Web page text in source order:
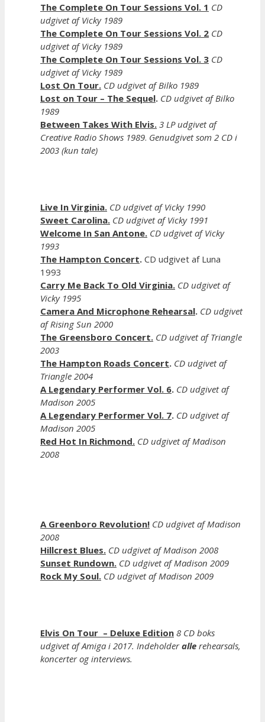
The Complete On Tour Sessions Vol. 1 CD
udgivet af Vicky 1989
The Complete On Tour Sessions Vol. 2 CD
udgivet af Vicky 1989
The Complete On Tour Sessions Vol. 3 CD
udgivet af Vicky 1989
Lost On Tour. CD udgivet af Bilko 1989
Lost on Tour – The Sequel. CD udgivet af Bilko
1989
Between Takes With Elvis. 3 LP udgivet af
Creative Radio Shows 1989. Genudgivet som 2 CD i
2003 (kun tale)
Live In Virginia. CD udgivet af Vicky 1990
Sweet Carolina. CD udgivet af Vicky 1991
Welcome In San Antone. CD udgivet af Vicky
1993
The Hampton Concert. CD udgivet af Luna
1993
Carry Me Back To Old Virginia. CD udgivet af
Vicky 1995
Camera And Microphone Rehearsal. CD udgivet
af Rising Sun 2000
The Greensboro Concert. CD udgivet af Triangle
2003
The Hampton Roads Concert. CD udgivet af
Triangle 2004
A Legendary Performer Vol. 6. CD udgivet af
Madison 2005
A Legendary Performer Vol. 7. CD udgivet af
Madison 2005
Red Hot In Richmond. CD udgivet af Madison
2008
A Greenboro Revolution! CD udgivet af Madison
2008
Hillcrest Blues. CD udgivet af Madison 2008
Sunset Rundown. CD udgivet af Madison 2009
Rock My Soul. CD udgivet af Madison 2009
Elvis On Tour – Deluxe Edition 8 CD boks
udgivet af Amiga i 2017. Indeholderalle rehearsals,
koncerter og interviews.